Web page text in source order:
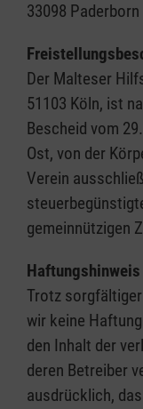
33098 Paderborn
Der Malteser
51103 Köln, ist
Bescheid vom
Ost, von der
Verein
gemeinnützigen
Haftungshinweis
Trotz
wir keine
den Inhalt der
deren Betreiber
ausdrücklich,